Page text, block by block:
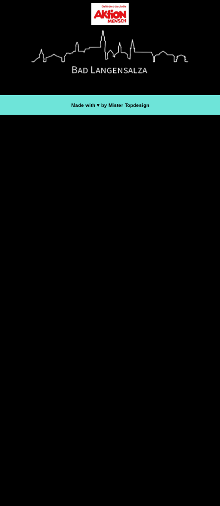
Made with ♥︎ by Mister Topdesign